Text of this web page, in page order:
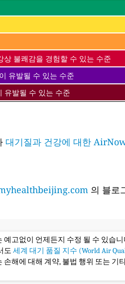
불쾌감을 경험할 수 있는 수준
유발될 수 있는 수준
유발될 수 있는 수준
대기질과 건강에 대한
의 블로
고없이 언제든지 수정 될 수 있습니
도 세계 대기 품질 지수 (World Air
해에 대해 계약, 불법 행위 또는 기